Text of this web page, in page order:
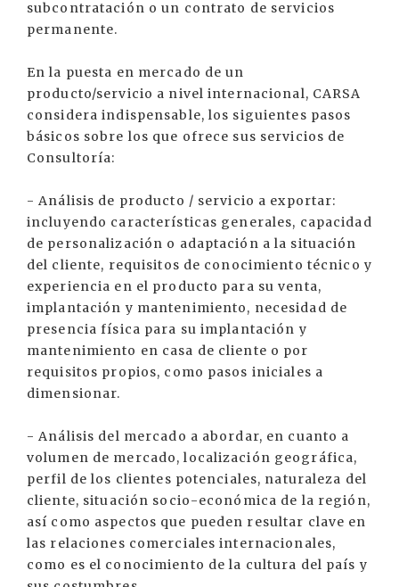
subcontratación o un contrato de servicios
permanente.
En la puesta en mercado de un
producto/servicio a nivel internacional, CARSA
considera indispensable, los siguientes pasos
básicos sobre los que ofrece sus servicios de
Consultoría:
- Análisis de producto / servicio a exportar:
incluyendo características generales, capacidad
de personalización o adaptación a la situación
del cliente, requisitos de conocimiento técnico y
experiencia en el producto para su venta,
implantación y mantenimiento, necesidad de
presencia física para su implantación y
mantenimiento en casa de cliente o por
requisitos propios, como pasos iniciales a
dimensionar.
- Análisis del mercado a abordar, en cuanto a
volumen de mercado, localización geográfica,
perfil de los clientes potenciales, naturaleza del
cliente, situación socio-económica de la región,
así como aspectos que pueden resultar clave en
las relaciones comerciales internacionales,
como es el conocimiento de la cultura del país y